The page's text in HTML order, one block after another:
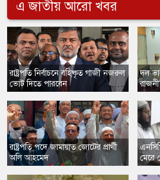
এ জাতীয় আরো খবর
রাষ্ট্রপতি নির্বাচনে বহিষ্কৃত গাজী নজরুল
ভোট দিতে পারবেন
রাষ্ট্রপতি পদে জামায়াত জোটের প্রার্থী
অলি আহমেদ
দল
মেরে